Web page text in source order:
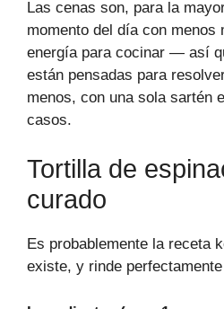
Las cenas son, para la
momento del día con menos
energía para cocinar — así
están pensadas para
menos, con una sola sartén
casos.
Tortilla de
curado
Es probablemente la receta
existe, y rinde